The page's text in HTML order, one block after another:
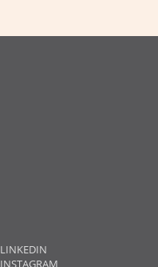
LINKEDIN
INSTAGRAM